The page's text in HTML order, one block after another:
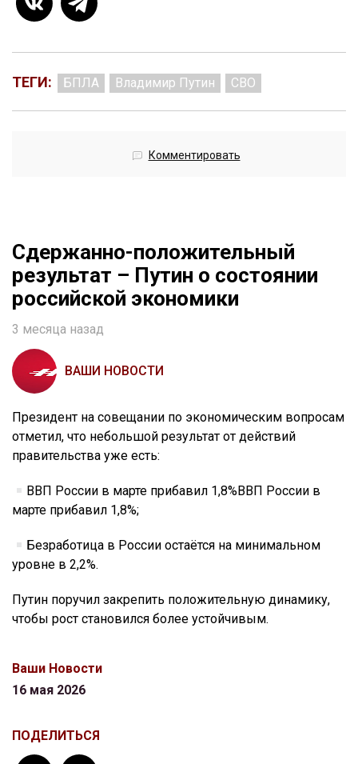
ТЕГИ: БПЛА Владимир Путин СВО
Комментировать
Сдержанно-положительный
результат – Путин о состоянии
российской экономики
3 месяца назад
ВАШИ НОВОСТИ
Президент на совещании по экономическим вопросам
отметил, что небольшой результат от действий
правительства уже есть:
ВВП России в марте прибавил 1,8%ВВП России в
марте прибавил 1,8%;
Безработица в России остаётся на минимальном
уровне в 2,2%.
Путин поручил закрепить положительную динамику,
чтобы рост становился более устойчивым.
Ваши Новости
16 мая 2026
ПОДЕЛИТЬСЯ